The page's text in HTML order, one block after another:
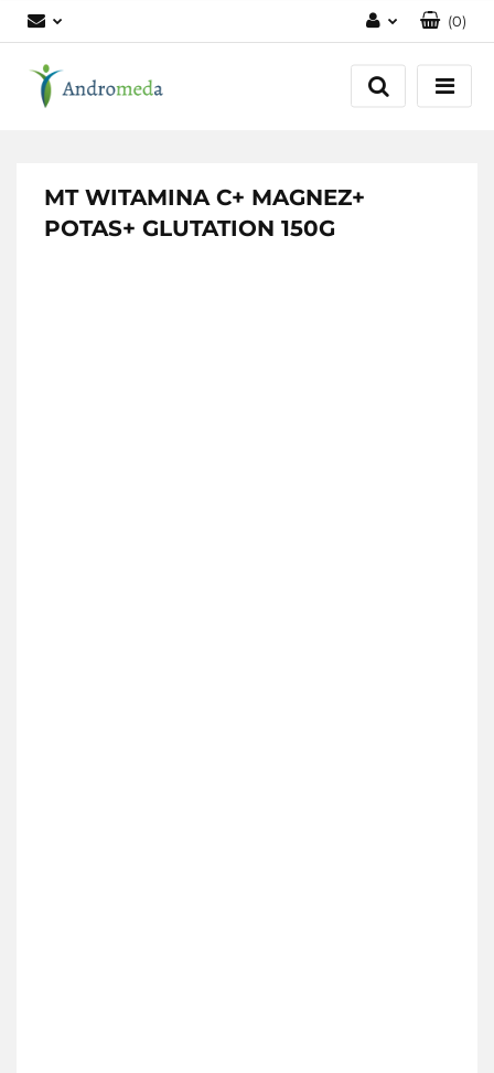
Zaloguj się
Zarejestruj się
(0)
MT WITAMINA C+ MAGNEZ+
POTAS+ GLUTATION 150G